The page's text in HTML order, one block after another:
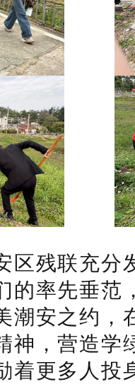
区残联充分
的率先垂范
潮安之约，
神，营造学
着更多人投